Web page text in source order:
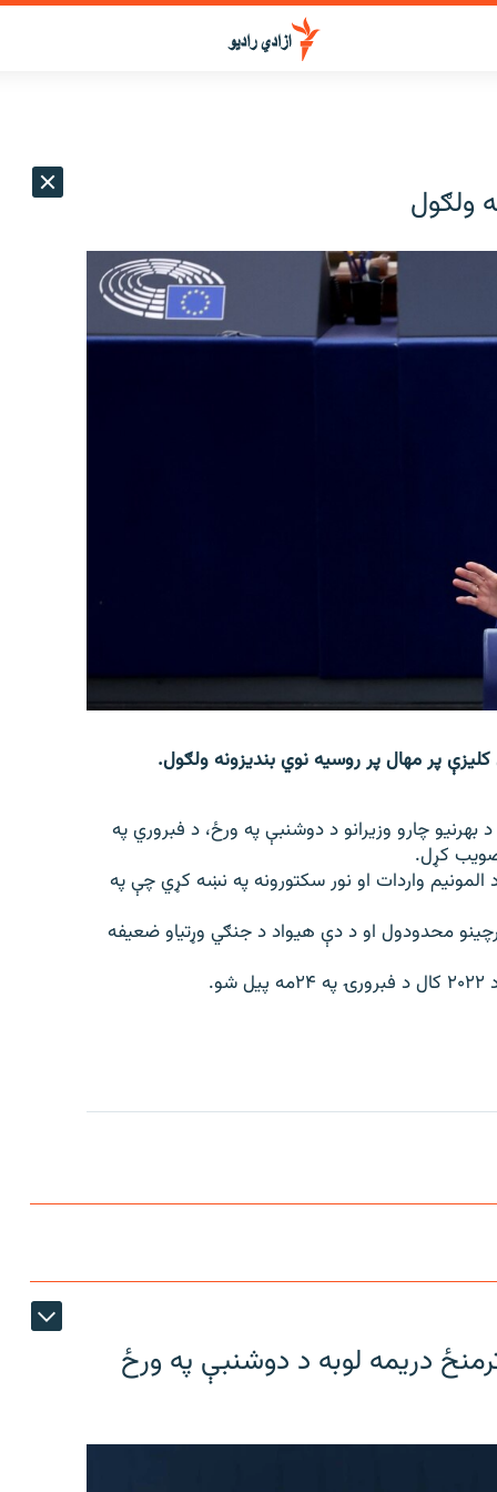
ولګول
پر مهال پر روسیه نوي بندیزونه ولګول.
بهرنیو چارو وزیرانو د دوشنبې په ورځ، د فبروري په
المونیم واردات او نور سکتورونه په نښه کړي چې په
محدودول او د دې هیواد د جنګي وړتیاو ضعیفه
دریمه لوبه د دوشنبې په ورځ